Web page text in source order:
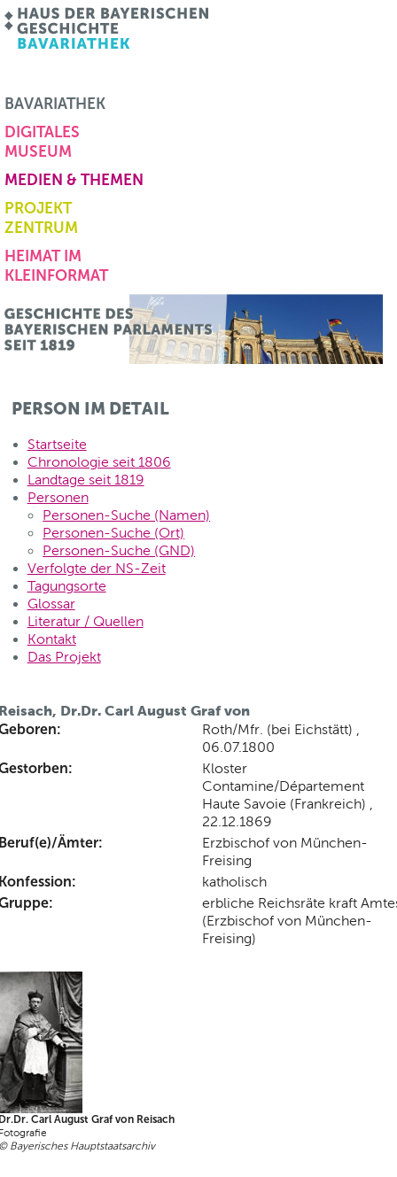
BAVARIATHEK
DIGITALES
MUSEUM
MEDIEN & THEMEN
PROJEKT
ZENTRUM
HEIMAT IM
KLEINFORMAT
PERSON IM DETAIL
Startseite
Chronologie seit 1806
Landtage seit 1819
Personen
Personen-Suche (Namen)
Personen-Suche (Ort)
Personen-Suche (GND)
Verfolgte der NS-Zeit
Tagungsorte
Glossar
Literatur / Quellen
Kontakt
Das Projekt
Dr.Dr. Carl August Graf von
Roth/Mfr. (bei Eichstätt) ,
06.07.1800
Kloster
Contamine/Département
Haute Savoie (Frankreich) ,
22.12.1869
Ämter:
Erzbischof von München-
Freising
katholisch
erbliche Reichsräte kraft
(Erzbischof von München-
Freising)
Carl August Graf von Reisach
Bayerisches Hauptstaatsarchiv